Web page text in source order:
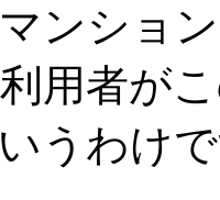
ンショ
用者が
うわけ